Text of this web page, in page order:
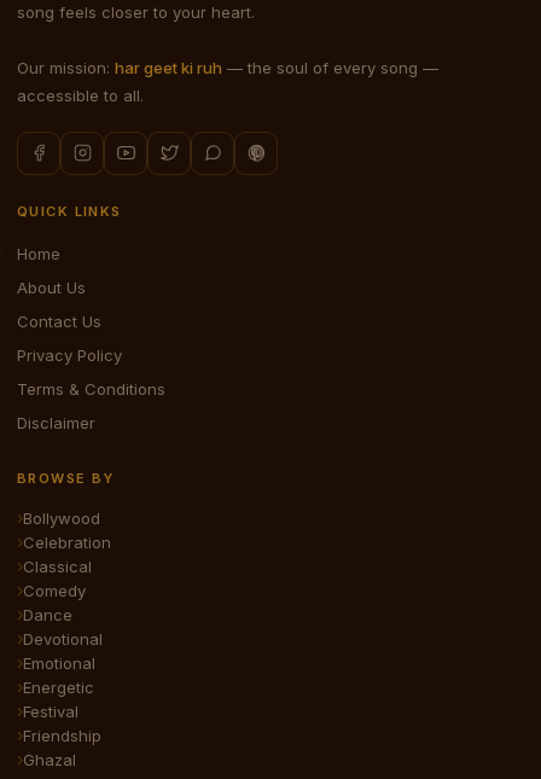
song feels closer to your heart.
Our mission: har geet ki ruh — the soul of every song —
accessible to all.
QUICK LINKS
Home
About Us
Contact Us
Privacy Policy
Terms & Conditions
Disclaimer
BROWSE BY
Bollywood
Celebration
Classical
Comedy
Dance
Devotional
Emotional
Energetic
Festival
Friendship
Ghazal